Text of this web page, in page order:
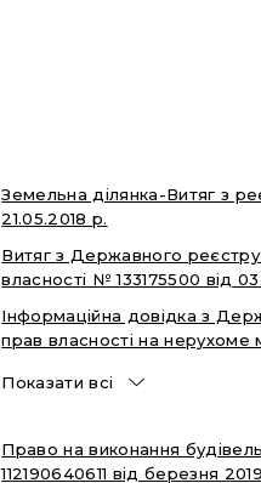
Земельна ділянка-Витяг з
21.05.2018 р.
Витяг з Державного
власності № 133175500 від
Інформаційна довідка з
прав власності на нерухоме
Показати всі
Право на виконання
112190640611 від березня